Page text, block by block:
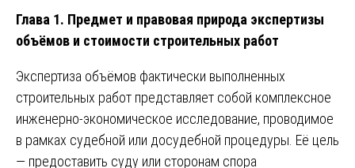
Глава 1. Предмет и правовая природа экспертизы
объёмов и стоимости строительных работ
Экспертиза объёмов фактически выполненных
строительных работ представляет собой комплексное
инженерно-экономическое исследование, проводимое
в рамках судебной или досудебной процедуры. Её цель
— предоставить суду или сторонам спора